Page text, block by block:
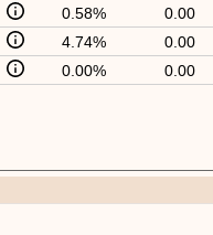
0.00
0.58%
0.00
4.74%
0.00
0.00%